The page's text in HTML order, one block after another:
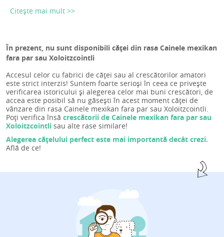
Citește mai mult >>
În prezent, nu sunt disponibili căței din rasa Cainele mexikan
fara par sau Xoloitzcointli
Accesul celor cu fabrici de căței sau al crescătorilor amatori
este strict interzis! Suntem foarte serioși în ceea ce privește
verificarea istoricului și alegerea celor mai buni crescători, de
accea este posibil să nu găsești în acest moment căței de
vânzare din rasa Cainele mexikan fara par sau Xoloitzcointli.
Poți verifica însă crescătorii de Cainele mexikan fara par sau
Xoloitzcointli sau alte rase similare!
Alegerea cățelului perfect este mai importantă decât crezi.
Află de ce!